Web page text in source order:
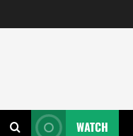
WATCH